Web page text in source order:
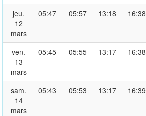
jeu.
12
mars
05:47 05:57 13:18 16:38
ven.
13
mars
05:45 05:55 13:17 16:38
sam.
14
mars
05:43 05:53 13:17 16:39